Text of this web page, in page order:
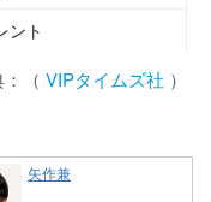
ント
（ VIPタイムズ社 ）
矢作兼